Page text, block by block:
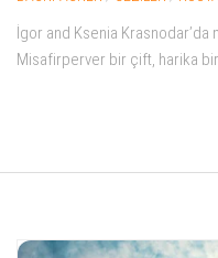
İgor and Ksenia
Misafirperver bir çift, harika